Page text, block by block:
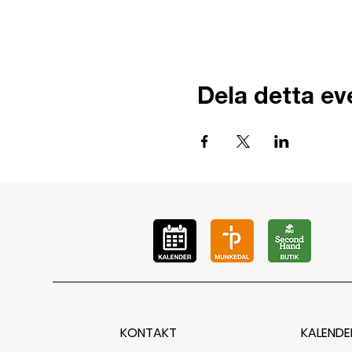
Dela detta
KONTAKT